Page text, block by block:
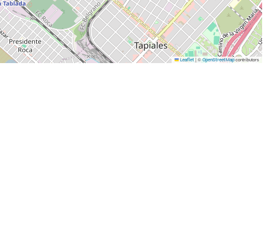
Leaflet |© OpenStreetMapcontributors